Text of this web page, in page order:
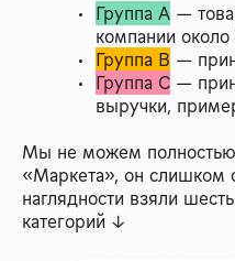
Группа А —
компании
Группа В —
Группа С —
выручки,
Мы не можем полностью
«Маркета», он
наглядности взяли
категорий ↓